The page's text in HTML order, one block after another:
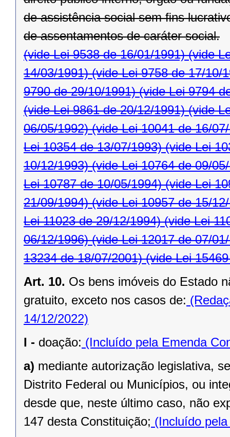
de assistência social sem ﬁns
de assentamentos de caráter social.
(vide Lei 9538 de 16/01/1991)(vide
14/03/1991)(vide Lei 9758 de 17/10/
9790 de 29/10/1991)(vide Lei 9794
(vide Lei 9861 de 20/12/1991)(vide
06/05/1992)(vide Lei 10041 de 16/
Lei 10354 de 13/07/1993)(vide Lei
10/12/1993)(vide Lei 10764 de 09/
Lei 10787 de 10/05/1994)(vide Lei
21/09/1994)(vide Lei 10957 de 15/
Lei 11023 de 29/12/1994)(vide Lei
06/12/1996)(vide Lei 12017 de 07/
13234 de 18/07/2001)(vide Lei
Art. 10. Os bens imóveis do Estado
gratuito, exceto nos casos de:
14/12/2022)
I - doação: (Incluído pela Emenda
a) mediante autorização legislativa,
Distrito Federal ou Municípios, ou
desde que, neste último caso, não
147 desta Constituição; (Incluído